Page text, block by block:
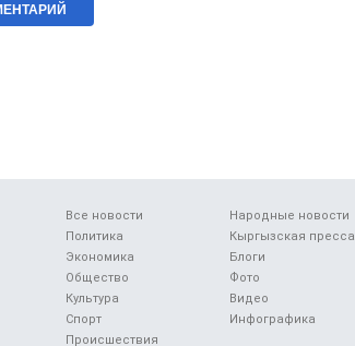
Все новости
Политика
Экономика
Общество
Культура
Спорт
Происшествия
Народные новости
Кыргызская пресса
Блоги
Фото
Видео
Инфографика